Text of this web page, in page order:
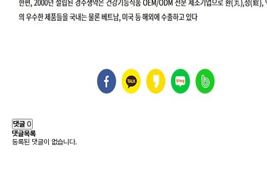
댓글 0
댓글목록
등록된 댓글이 없습니다.